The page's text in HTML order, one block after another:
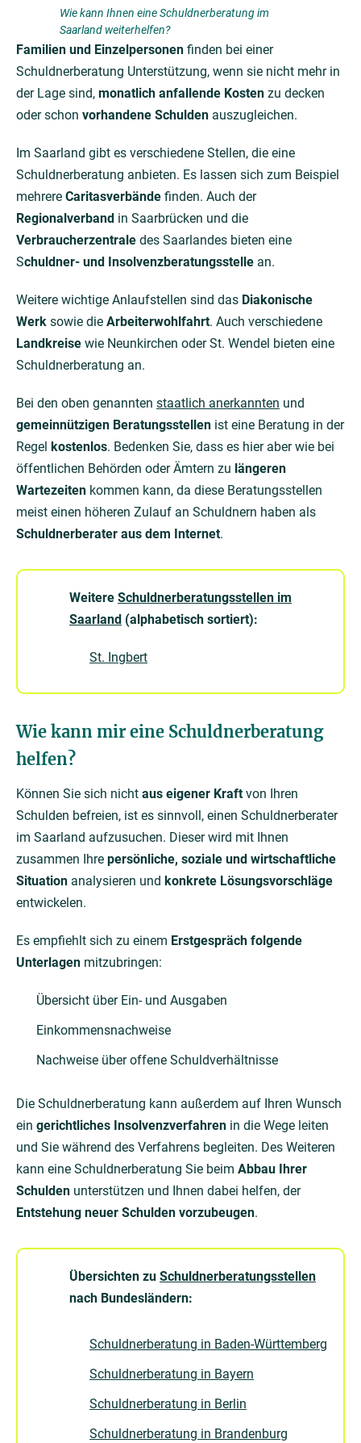
Wie kann Ihnen eine Schuldnerberatung im
Saarland weiterhelfen?
Familien und Einzelpersonen finden bei einer
Schuldnerberatung Unterstützung, wenn sie nicht mehr in
der Lage sind, monatlich anfallende Kosten zu decken
oder schon vorhandene Schulden auszugleichen.
Im Saarland gibt es verschiedene Stellen, die eine
Schuldnerberatung anbieten. Es lassen sich zum Beispiel
mehrere Caritasverbände finden. Auch der
Regionalverband in Saarbrücken und die
Verbraucherzentrale des Saarlandes bieten eine
Schuldner- und Insolvenzberatungsstelle an.
Weitere wichtige Anlaufstellen sind das Diakonische
Werk sowie die Arbeiterwohlfahrt. Auch verschiedene
Landkreise wie Neunkirchen oder St. Wendel bieten eine
Schuldnerberatung an.
Bei den oben genannten staatlich anerkannten und
gemeinnützigen Beratungsstellen ist eine Beratung in der
Regel kostenlos. Bedenken Sie, dass es hier aber wie bei
öffentlichen Behörden oder Ämtern zu längeren
Wartezeiten kommen kann, da diese Beratungsstellen
meist einen höheren Zulauf an Schuldnern haben als
Schuldnerberater aus dem Internet.
Weitere Schuldnerberatungsstellen im
Saarland (alphabetisch sortiert):
St. Ingbert
Wie kann mir eine Schuldnerberatung
helfen?
Können Sie sich nicht aus eigener Kraftvon Ihren
Schulden befreien, ist es sinnvoll, einen Schuldnerberater
im Saarland aufzusuchen. Dieser wird mit Ihnen
zusammen Ihre persönliche, soziale und wirtschaftliche
Situation analysieren und konkrete Lösungsvorschläge
entwickelen.
Es empfiehlt sich zu einem Erstgespräch folgende
Unterlagen mitzubringen:
Übersicht über Ein- und Ausgaben
Einkommensnachweise
Nachweise über offene Schuldverhältnisse
Die Schuldnerberatung kann außerdem auf Ihren Wunsch
ein gerichtliches Insolvenzverfahren in die Wege leiten
und Sie während des Verfahrens begleiten. Des Weiteren
kann eine Schuldnerberatung Sie beim Abbau Ihrer
Schulden unterstützen und Ihnen dabei helfen, der
Entstehung neuer Schulden vorzubeugen.
Übersichten zu Schuldnerberatungsstellen
nach Bundesländern:
Schuldnerberatung in Baden-Württemberg
Schuldnerberatung in Bayern
Schuldnerberatung in Berlin
Schuldnerberatung in Brandenburg